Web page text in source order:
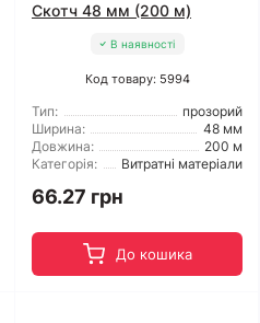
Скотч 48 мм (200 м)
В наявності
Код товару: 5994
Тип:
прозорий
Ширина:
48 мм
Довжина:
200 м
Категорія:
Витратні матеріали
66.27 грн
До кошика